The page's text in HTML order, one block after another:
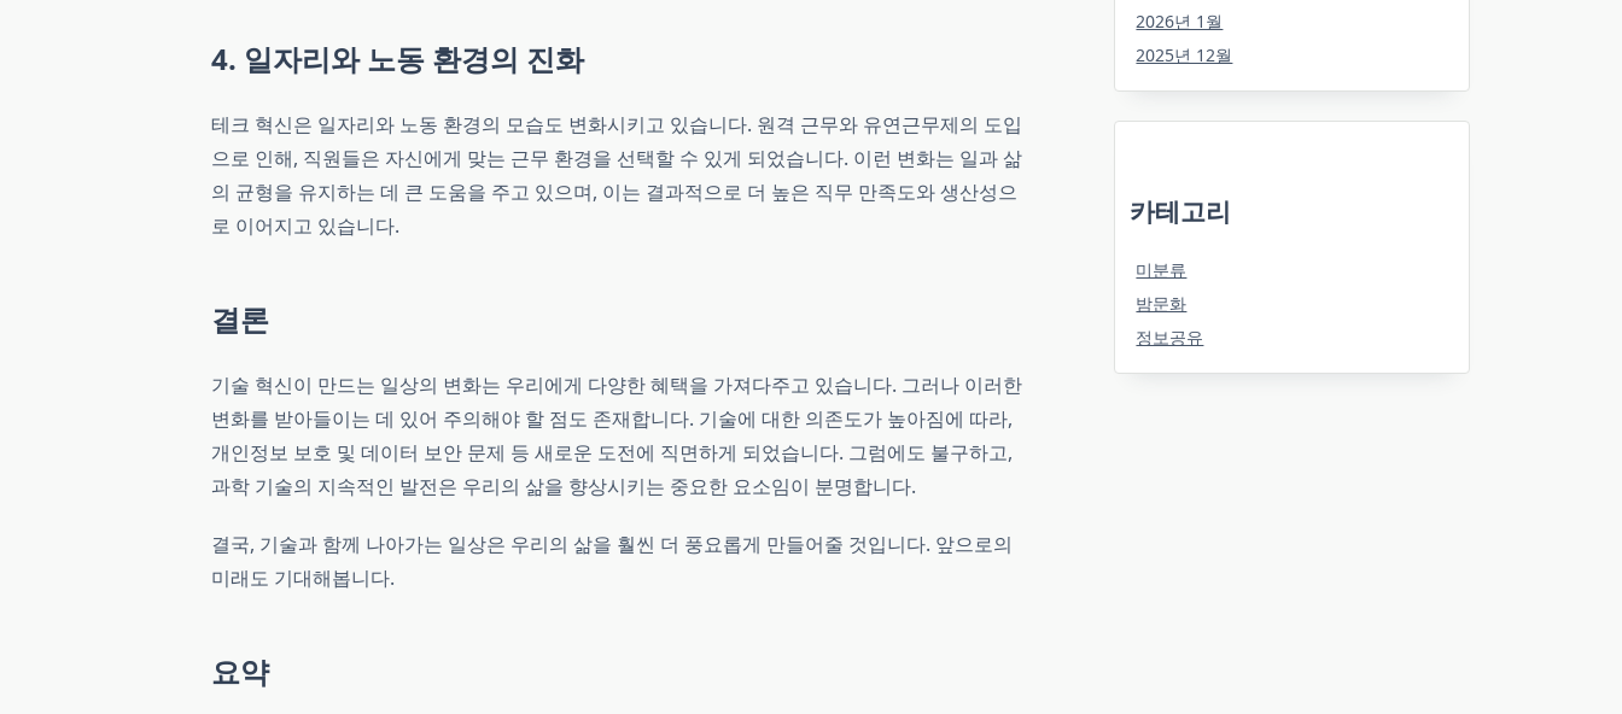
4. 일자리와 노동 환경의 진화
테크 혁신은 일자리와 노동 환경의 모습도 변화시키고 있습니다. 원격 근무와 유연근무제의 도입
으로 인해, 직원들은 자신에게 맞는 근무 환경을 선택할 수 있게 되었습니다. 이런 변화는 일과 삶
의 균형을 유지하는 데 큰 도움을 주고 있으며, 이는 결과적으로 더 높은 직무 만족도와 생산성으
로 이어지고 있습니다.
결론
기술 혁신이 만드는 일상의 변화는 우리에게 다양한 혜택을 가져다주고 있습니다. 그러나 이러한
변화를 받아들이는 데 있어 주의해야 할 점도 존재합니다. 기술에 대한 의존도가 높아짐에 따라,
개인정보 보호 및 데이터 보안 문제 등 새로운 도전에 직면하게 되었습니다. 그럼에도 불구하고,
과학 기술의 지속적인 발전은 우리의 삶을 향상시키는 중요한 요소임이 분명합니다.
결국, 기술과 함께 나아가는 일상은 우리의 삶을 훨씬 더 풍요롭게 만들어줄 것입니다. 앞으로의
미래도 기대해봅니다.
요약
2026년 1월
2025년 12월
카테고리
미분류
밤문화
정보공유